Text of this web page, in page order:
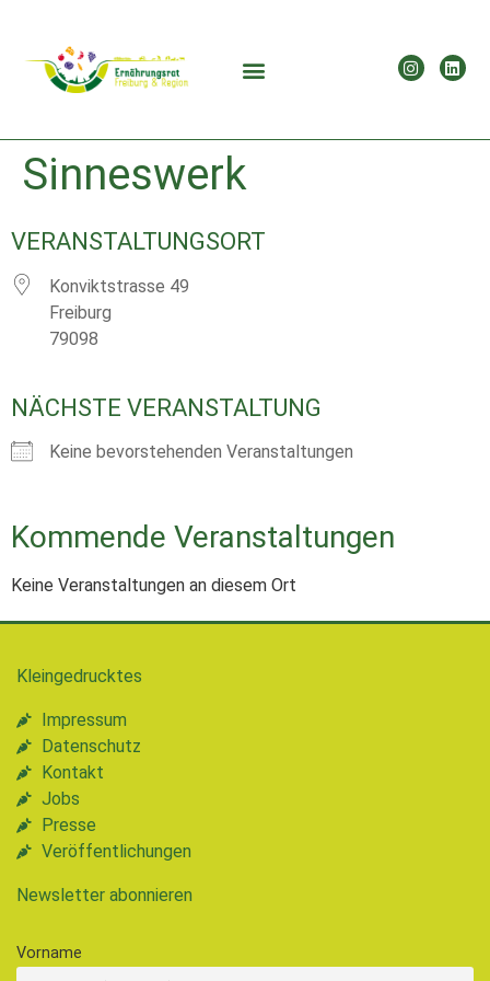
Sinneswerk
VERANSTALTUNGSORT
Konviktstrasse 49
Freiburg
79098
NÄCHSTE VERANSTALTUNG
Keine bevorstehenden Veranstaltungen
Kommende Veranstaltungen
Keine Veranstaltungen an diesem Ort
Kleingedrucktes
Impressum
Datenschutz
Kontakt
Jobs
Presse
Veröffentlichungen
Newsletter abonnieren
Vorname